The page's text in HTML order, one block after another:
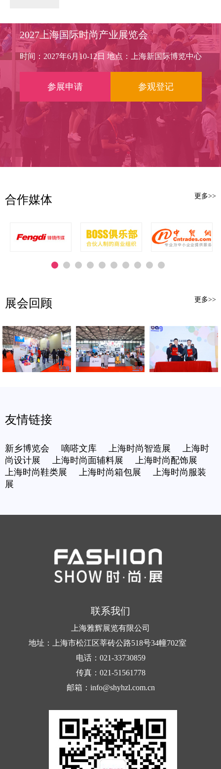
正如上海市商务委员会副主任刘
敏所言：“上海时尚产业展正从单一贸
易平台升级为全球时尚资源的配置枢
费，推动中国时尚从‘规模领先’迈
贸领域的全品类、一站式采购平台，
本届展会以“创新·融合·可持续”为主
题，通过八大专业展区、前沿趋势论
坛、创意设计赛事及沉浸式体验活
力与全球影响力，为行业注入新动
能。
本届展会规模再创新高，展览面
积达2万平方米，划分为时尚服装、时
尚箱包、时尚鞋靴、时尚配饰、时尚
面辅料、时尚设计、时尚家品、时尚
2027上海国际时尚产业展览会
时间：2027年6月10-12日 地点：上海新国际博览中心
参展申请 参观登记
合作媒体 更多>>
展会回顾 更多>>
友情链接
新乡博览会 嘀嗒文库 上海时尚智造展
上海时
尚设计展
上海时尚面辅料展
上海时尚配饰展
上海时尚鞋类展
上海时尚箱包展
上海时尚服装
展
联系我们
上海雅辉展览有限公司
地址：上海市松江区莘砖公路518号34幢702室
电话：021-33730859
传真：021-51561778
邮箱：info@shyhzl.com.cn